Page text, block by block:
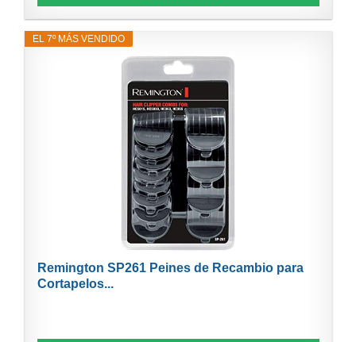
EL 7º MÁS VENDIDO
Remington SP261 Peines de Recambio para
Cortapelos...